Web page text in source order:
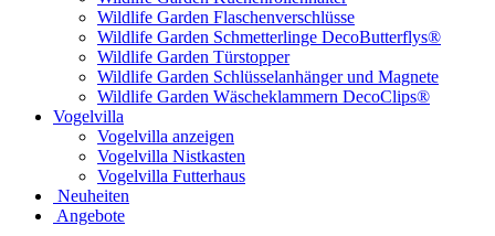
Wildlife Garden Flaschenverschlüsse
Wildlife Garden Schmetterlinge DecoButterflys®
Wildlife Garden Türstopper
Wildlife Garden Schlüsselanhänger und Magnete
Wildlife Garden Wäscheklammern DecoClips®
Vogelvilla
Vogelvilla anzeigen
Vogelvilla Nistkasten
Vogelvilla Futterhaus
Neuheiten
Angebote